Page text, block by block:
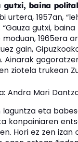
gutxi, baina
urtera, 1957an,
gutxi,
1965era
gain,
Ainarak
ziotela trukean
Andra Mari
laguntza eta
konpainiaren
Hori ez zen